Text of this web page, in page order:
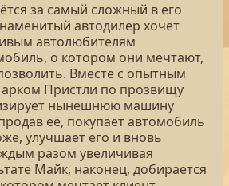
за самый сложный в его
автодилер хочет
автолюбителям
о котором они мечтают,
Вместе с опытным
Пристли по прозвищу
нынешнюю машину
её, покупает автомобиль
улучшает его и вновь
разом увеличивая
Майк, наконец, добирается